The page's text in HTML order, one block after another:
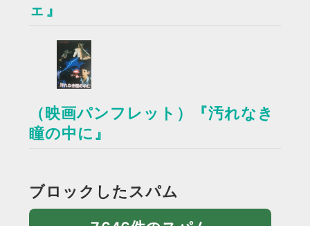
ェ』
（映画パンフレット）『汚れなき
瞳の中に』
ブロックしたスパム